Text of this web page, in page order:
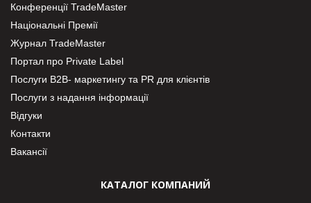
Конференції TradeMaster
Національні Премії
Журнал TradeMaster
Портал про Private Label
Послуги В2В- маркетингу та PR для клієнтів
Послуги з надання інформації
Відгуки
Контакти
Вакансії
КАТАЛОГ КОМПАНИЙ